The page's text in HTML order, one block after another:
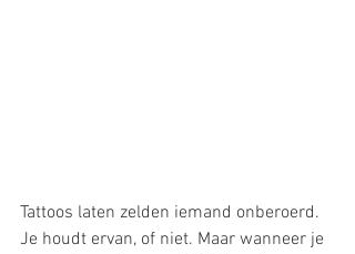
Tattoos laten zelden iemand onberoerd.
Je houdt ervan, of niet. Maar wanneer je